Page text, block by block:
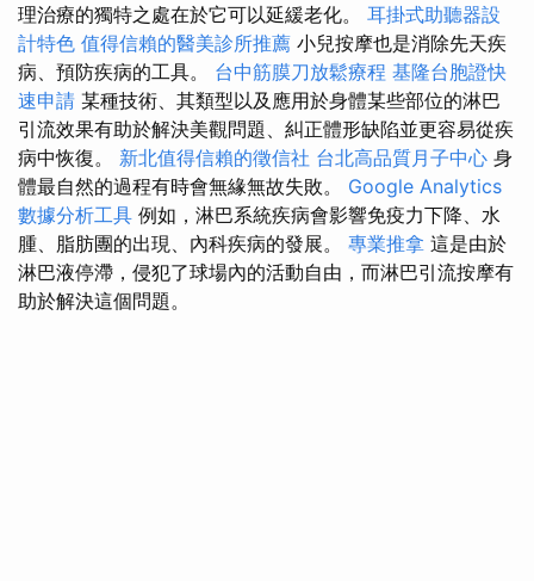
理治療的獨特之處在於它可以延緩老化。 耳掛式助聽器設
計特色 值得信賴的醫美診所推薦 小兒按摩也是消除先天疾
病、預防疾病的工具。 台中筋膜刀放鬆療程 基隆台胞證快
速申請 某種技術、其類型以及應用於身體某些部位的淋巴
引流效果有助於解決美觀問題、糾正體形缺陷並更容易從疾
病中恢復。 新北值得信賴的徵信社 台北高品質月子中心 身
體最自然的過程有時會無緣無故失敗。 Google Analytics
數據分析工具 例如，淋巴系統疾病會影響免疫力下降、水
腫、脂肪團的出現、內科疾病的發展。 專業推拿 這是由於
淋巴液停滯，侵犯了球場內的活動自由，而淋巴引流按摩有
助於解決這個問題。